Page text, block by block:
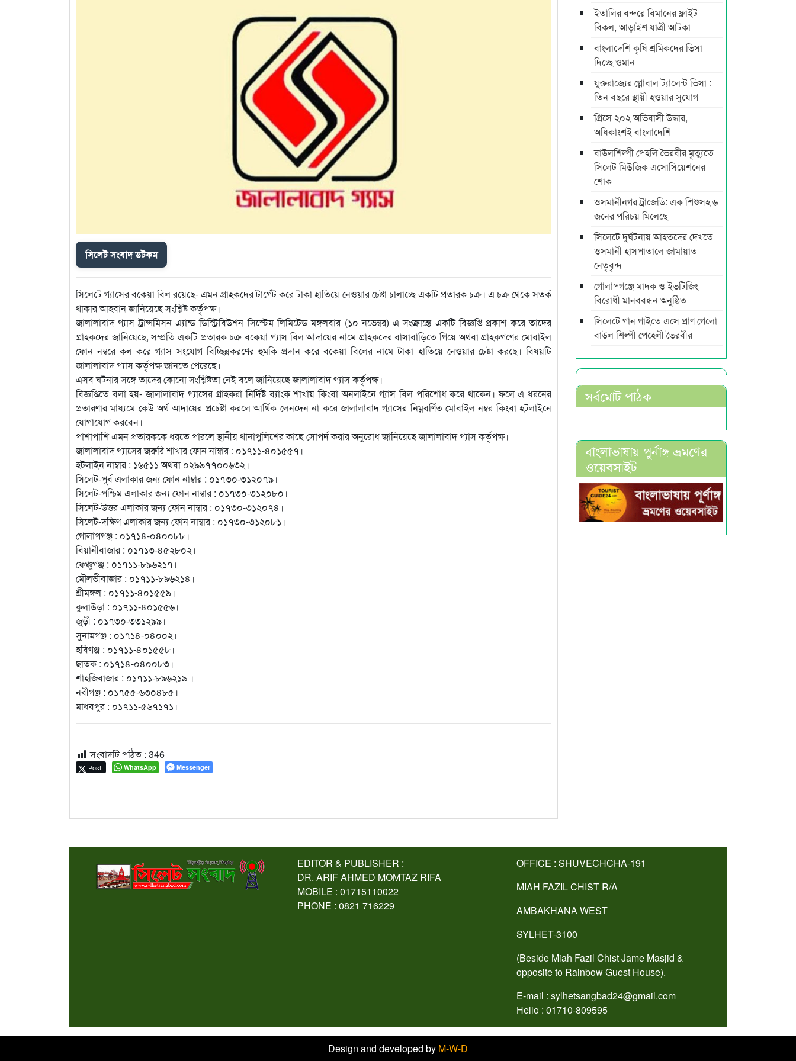
সিলেট সংবাদ ডটকম
সিলেটে গ্যাসের বকেয়া বিল রয়েছে- এমন গ্রাহকদের টার্গেট করে টাকা হাতিয়ে নেওয়ার চেষ্টা চালাচ্ছে একটি প্রতারক চক্র। এ চক্র থেকে সতর্ক
থাকার আহবান জানিয়েছে সংশ্লিষ্ট কর্তৃপক্ষ।
জালালাবাদ গ্যাস ট্রান্সমিসন এ্যান্ড ডিস্ট্রিবিউশন সিস্টেম লিমিটেড মঙ্গলবার (১০ নভেম্বর) এ সংক্রান্তে একটি বিজ্ঞপ্তি প্রকাশ করে তাদের
গ্রাহকদের জানিয়েছে, সম্প্রতি একটি প্রতারক চক্র বকেয়া গ্যাস বিল আদায়ের নামে গ্রাহকদের বাসাবাড়িতে গিয়ে অথবা গ্রাহকগণের মোবাইল
ফোন নম্বরে কল করে গ্যাস সংযোগ বিচ্ছিন্নকরণের হুমকি প্রদান করে বকেয়া বিলের নামে টাকা হাতিয়ে নেওয়ার চেষ্টা করছে। বিষয়টি
জালালাবাদ গ্যাস কর্তৃপক্ষ জানতে পেরেছে।
এসব ঘটনার সঙ্গে তাদের কোনো সংশ্লিষ্টতা নেই বলে জানিয়েছে জালালাবাদ গ্যাস কর্তৃপক্ষ।
বিজ্ঞপ্তিতে বলা হয়- জালালাবাদ গ্যাসের গ্রাহকরা নির্দিষ্ট ব্যাংক শাখায় কিংবা অনলাইনে গ্যাস বিল পরিশোধ করে থাকেন। ফলে এ ধরনের
প্রতারণার মাধ্যমে কেউ অর্থ আদায়ের প্রচেষ্টা করলে আর্থিক লেনদেন না করে জালালাবাদ গ্যাসের নিম্নবর্ণিত মোবাইল নম্বর কিংবা হটলাইনে
যোগাযোগ করবেন।
পাশাপাশি এমন প্রতারককে ধরতে পারলে স্থানীয় থানাপুলিশের কাছে সোপর্দ করার অনুরোধ জানিয়েছে জালালাবাদ গ্যাস কর্তৃপক্ষ।
জালালাবাদ গ্যাসের জরুরি শাখার ফোন নাম্বার : ০১৭১১-৪০১৫৫৭।
হটলাইন নাম্বার : ১৬৫১১ অথবা ০২৯৯৭৭০০৬৩২।
সিলেট-পূর্ব এলাকার জন্য ফোন নাম্বার : ০১৭৩০-৩১২০৭৯।
সিলেট-পশ্চিম এলাকার জন্য ফোন নাম্বার : ০১৭৩০-৩১২০৮০।
সিলেট-উত্তর এলাকার জন্য ফোন নাম্বার : ০১৭৩০-৩১২০৭৪।
সিলেট-দক্ষিণ এলাকার জন্য ফোন নাম্বার : ০১৭৩০-৩১২০৮১।
গোলাপগঞ্জ : ০১৭১৪-০৪০০৮৮।
বিয়ানীবাজার : ০১৭১৩-৪৫২৮০২।
ফেঞ্চুগঞ্জ : ০১৭১১-৮৯৬২১৭।
মৌলভীবাজার : ০১৭১১-৮৯৬২১৪।
শ্রীমঙ্গল : ০১৭১১-৪০১৫৫৯।
কুলাউড়া : ০১৭১১-৪০১৫৫৬।
জুড়ী : ০১৭৩০-৩৩১২৯৯।
সুনামগঞ্জ : ০১৭১৪-০৪০০২।
হবিগঞ্জ : ০১৭১১-৪০১৫৫৮।
ছাতক : ০১৭১৪-০৪০০৮৩।
শাহজিবাজার : ০১৭১১-৮৯৬২১৯ ।
নবীগঞ্জ : ০১৭৫৫-৬৩০৪৮৫।
মাধবপুর : ০১৭১১-৫৬৭১৭১।
সংবাদটি পঠিত : 346
Post WhatsApp Messenger
ইতালির বন্দরে বিমানের ফ্লাইট
বিকল, আড়াইশ যাত্রী আটকা
বাংলাদেশি কৃষি শ্রমিকদের ভিসা
দিচ্ছে ওমান
যুক্তরাজ্যের গ্লোবাল ট্যালেন্ট ভিসা :
তিন বছরে স্থায়ী হওয়ার সুযোগ
গ্রিসে ২০২ অভিবাসী উদ্ধার,
অধিকাংশই বাংলাদেশি
বাউলশিল্পী পেহলি ভৈরবীর মৃত্যুতে
সিলেট মিউজিক এসোসিয়েশনের
শোক
ওসমানীনগর ট্রাজেডি: এক শিশুসহ ৬
জনের পরিচয় মিলেছে
সিলেটে দুর্ঘটনায় আহতদের দেখতে
ওসমানী হাসপাতালে জামায়াত
নেতৃবৃন্দ
গোলাপগঞ্জে মাদক ও ইভটিজিং
বিরোধী মানববন্ধন অনুষ্ঠিত
সিলেটে গান গাইতে এসে প্রাণ গেলো
বাউল শিল্পী পেহেলী ভৈরবীর
সর্বমোট পাঠক
বাংলাভাষায় পুর্নাঙ্গ ভ্রমণের
ওয়েবসাইট
EDITOR & PUBLISHER :
DR. ARIF AHMED MOMTAZ RIFA
MOBILE : 01715110022
PHONE : 0821 716229
OFFICE : SHUVECHCHA-191
MIAH FAZIL CHIST R/A
AMBAKHANA WEST
SYLHET-3100
(Beside Miah Fazil Chist Jame Masjid &
opposite to Rainbow Guest House).
E-mail : sylhetsangbad24@gmail.com
Hello : 01710-809595
Design and developed by M-W-D